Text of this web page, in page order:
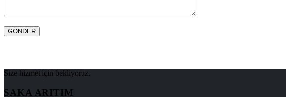
Size hizmet için bekliyoruz.
SAKA ARITIM